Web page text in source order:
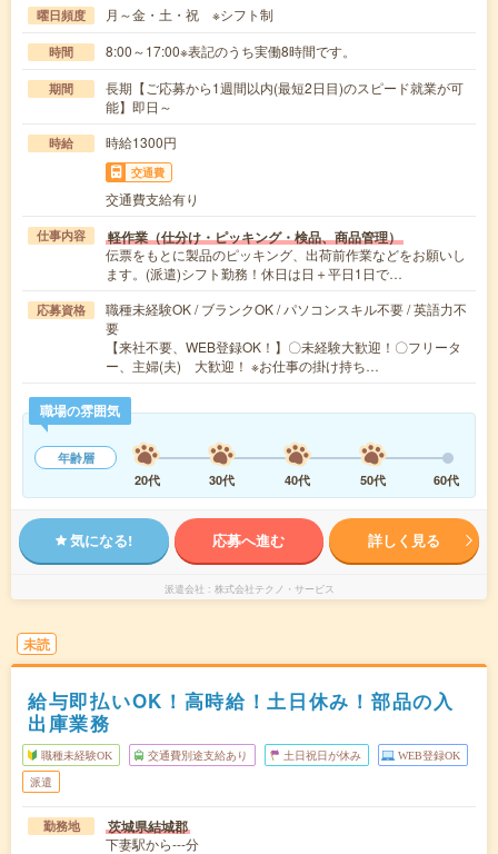
曜日頻度 月～金・土・祝 ※シフト制
時間 8:00～17:00※表記のうち実働8時間です。
期間
長期【ご応募から1週間以内(最短2日目)のスピード就業が可
能】即日～
時給 時給1300円
交通費
交通費支給有り
仕事内容 軽作業（仕分け・ピッキング・検品、商品管理）
伝票をもとに製品のピッキング、出荷前作業などをお願いし
ます。(派遣)シフト勤務！休日は日＋平日1日で…
応募資格
職種未経験OK / ブランクOK / パソコンスキル不要 / 英語力不
要
【来社不要、WEB登録OK！】〇未経験大歓迎！〇フリータ
ー、主婦(夫) 大歓迎！ ※お仕事の掛け持ち…
職場の雰囲気
年齢層
20代
30代 40代 50代 60代
気になる! 応募へ進む 詳しく見る
派遣会社 株式会社テクノ・サービス
未読
給与即払いOK！高時給！土日休み！部品の入
出庫業務
職種未経験OK 交通費別途支給あり 土日祝日が休み WEB登録OK
派遣
勤務地 茨城県結城郡
下妻駅から---分